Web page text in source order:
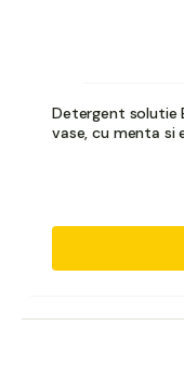
Detergent solutie
vase, cu menta si